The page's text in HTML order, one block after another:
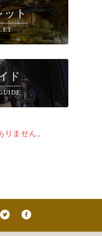
ット
ド
りません。